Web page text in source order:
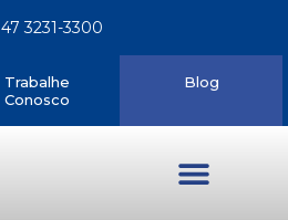
47 3231-3300
Trabalhe
Conosco
Blog